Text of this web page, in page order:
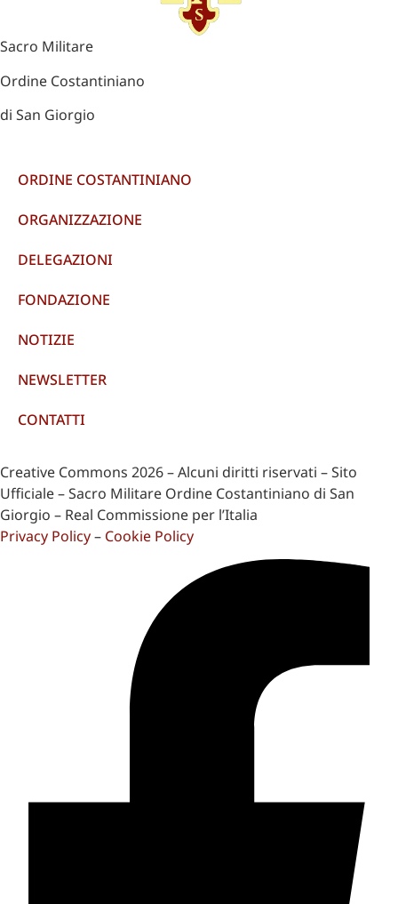
Sacro Militare
Ordine Costantiniano
di San Giorgio
ORDINE COSTANTINIANO
ORGANIZZAZIONE
DELEGAZIONI
FONDAZIONE
NOTIZIE
NEWSLETTER
CONTATTI
Creative Commons 2026 – Alcuni diritti riservati – Sito
Ufficiale – Sacro Militare Ordine Costantiniano di San
Giorgio – Real Commissione per l’Italia
Privacy Policy– Cookie Policy